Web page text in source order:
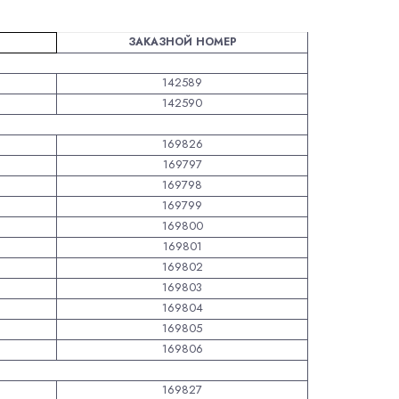
ЗАКАЗНОЙ НОМЕР
142589
142590
169826
169797
169798
169799
169800
169801
169802
169803
169804
169805
169806
169827